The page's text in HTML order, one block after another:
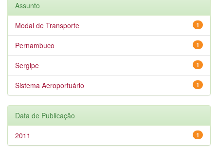
Assunto
1
Modal de Transporte
1
Pernambuco
1
Sergipe
1
Sistema Aeroportuário
Data de Publicação
1
2011